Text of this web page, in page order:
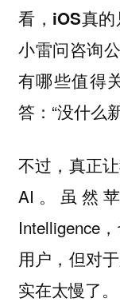
看， iOS真
小雷问咨询
有哪些值得
答：“没什么
不过，真正
AI。虽然
Intelligence
用户，但对
实在太慢了。